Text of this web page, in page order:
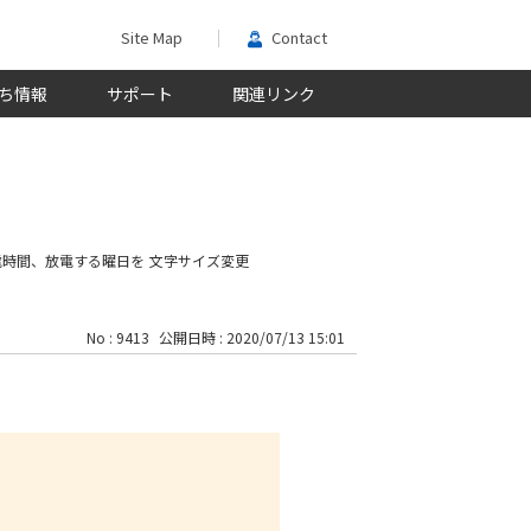
Site Map Contact
情報 サポート 関連リンク
文字サイズ変更
間、放電する曜日を
No : 9413 公開日時 : 2020/07/13 15:01